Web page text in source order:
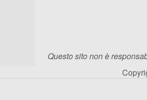
Questo sito non è